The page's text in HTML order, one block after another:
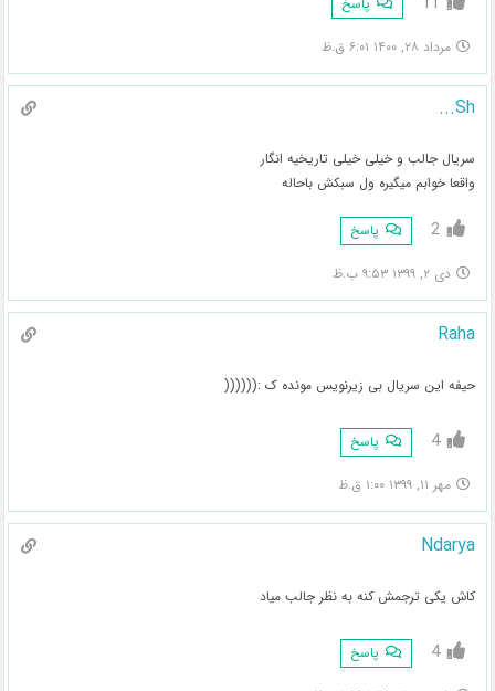
مرداد ۲۸, ۱۴۰۰ ۶:۰۱ ق.ظ
Sh...
سریال جالب و خیلی خیلی تاریخیه انگار
واقعا خوابم میگیره ول سبکش باحاله
2 پاسخ
دی ۲, ۱۳۹۹ ۹:۵۳ ب.ظ
Raha
حیفه این سریال بی زیرنویس مونده ک :((((((
4 پاسخ
مهر ۱۱, ۱۳۹۹ ۱:۰۰ ق.ظ
Ndarya
کاش یکی ترجمش کنه به نظر جالب میاد
4 پاسخ